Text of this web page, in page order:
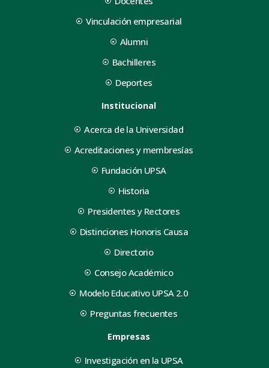
Vinculación empresarial
Alumni
Bachilleres
Deportes
Institucional
Acerca de la Universidad
Acreditaciones y membresías
Fundación UPSA
Historia
Presidentes y Rectores
Distinciones Honoris Causa
Directorio
Consejo Académico
Modelo Educativo UPSA 2.0
Preguntas frecuentes
Empresas
Investigación en la UPSA